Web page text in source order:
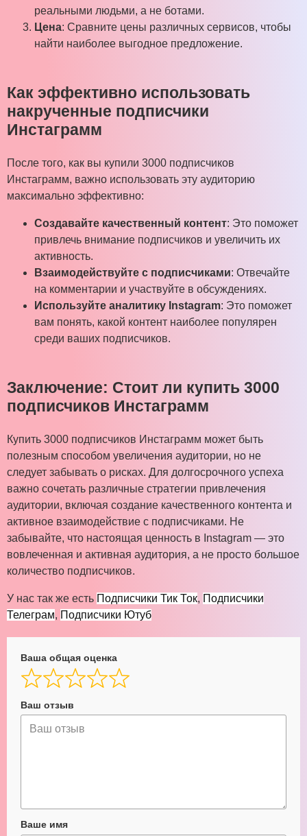
реальными людьми, а не ботами.
Цена: Сравните цены различных сервисов, чтобы
найти наиболее выгодное предложение.
Как эффективно использовать
накрученные подписчики
Инстаграмм
После того, как вы купили 3000 подписчиков
Инстаграмм, важно использовать эту аудиторию
максимально эффективно:
Создавайте качественный контент: Это поможет
привлечь внимание подписчиков и увеличить их
активность.
Взаимодействуйте с подписчиками: Отвечайте
на комментарии и участвуйте в обсуждениях.
Используйте аналитику Instagram: Это поможет
вам понять, какой контент наиболее популярен
среди ваших подписчиков.
Заключение: Стоит ли купить 3000
подписчиков Инстаграмм
Купить 3000 подписчиков Инстаграмм может быть
полезным способом увеличения аудитории, но не
следует забывать о рисках. Для долгосрочного успеха
важно сочетать различные стратегии привлечения
аудитории, включая создание качественного контента и
активное взаимодействие с подписчиками. Не
забывайте, что настоящая ценность в Instagram — это
вовлеченная и активная аудитория, а не просто большое
количество подписчиков.
У нас так же есть Подписчики Тик Ток, Подписчики
Телеграм, Подписчики Ютуб
Ваша общая оценка
Ваш отзыв
Ваше имя